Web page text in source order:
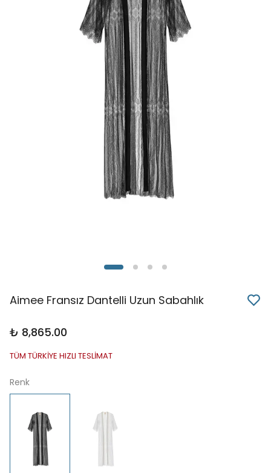
Aimee Fransız Dantelli Uzun Sabahlık
₺ 8,865.00
TÜM TÜRKİYE HIZLI TESLİMAT
Renk